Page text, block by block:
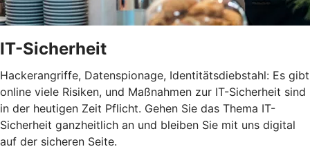
IT-Sicherheit
Hackerangriffe, Datenspionage, Identitätsdiebstahl: Es gibt
online viele Risiken, und Maßnahmen zur IT-Sicherheit sind
in der heutigen Zeit Pflicht. Gehen Sie das Thema IT-
Sicherheit ganzheitlich an und bleiben Sie mit uns digital
auf der sicheren Seite.